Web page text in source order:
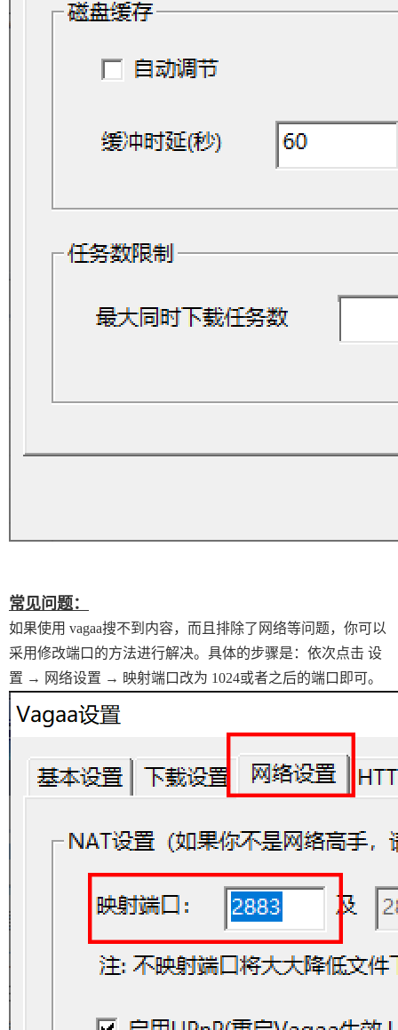
常见问题：
如果使用 vagaa搜不到内容，而且排除了网络等问题，你可以
采用修改端口的方法进行解决。具体的步骤是：依次点击 设
置 → 网络设置 → 映射端口改为 1024或者之后的端口即可。